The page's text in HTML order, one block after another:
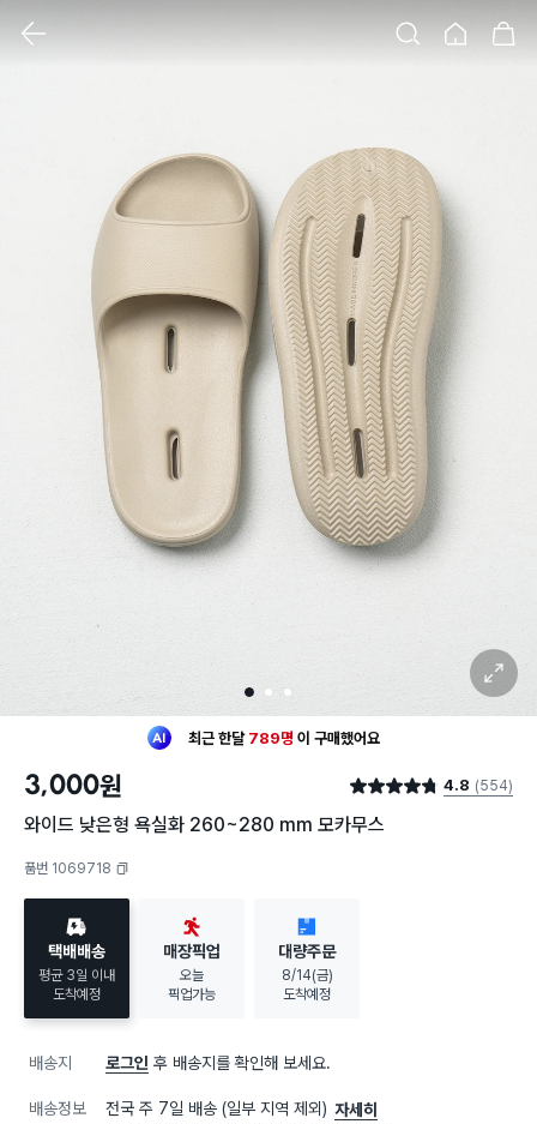
1 2 3
확대 보기
최근 한달 789명 이 구매했어요
구매했어요
3,000원 별점 4.8점 4.8 (554)
와이드 낮은형 욕실화 260~280 mm 모카무스
품번 1069718
택배배송
평균 3일 이내
도착예정
매장픽업
오늘
픽업가능
대량주문
8/14(금)
도착예정
배송지 로그인 후 배송지를 확인해 보세요.
배송정보 전국 주 7일 배송 (일부 지역 제외) 자세히